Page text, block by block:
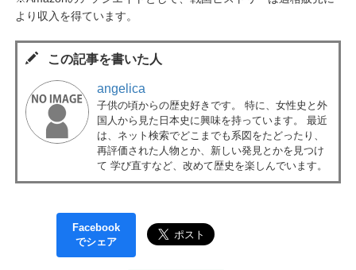
より収入を得ています。
この記事を書いた人
angelica
子供の頃からの歴史好きです。 特に、女性史と外
国人から見た日本史に興味を持っています。 最近
は、ネット検索でどこまでも系図をたどったり、
再評価された人物とか、新しい発見とかを見つけ
て 学び直すなど、改めて歴史を楽しんでいます。
Facebook
でシェア